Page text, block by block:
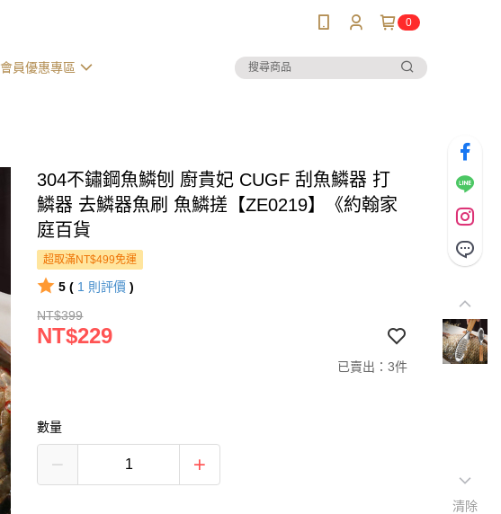
0
會員優惠專區
304不鏽鋼魚鱗刨 廚貴妃 CUGF 刮魚鱗器 打
鱗器 去鱗器魚刷 魚鱗搓【ZE0219】《約翰家
庭百貨
超取滿NT$499免運
5 ( 1 則評價 )
NT$399
NT$229
已賣出：3件
數量
清除